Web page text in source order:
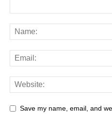
Save my name, email, and